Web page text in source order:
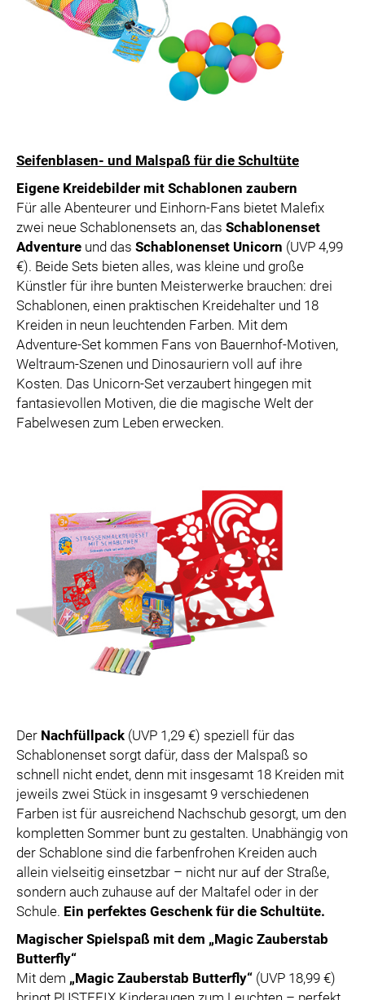
Seifenblasen- und Malspaß für die Schultüte
Eigene Kreidebilder mit Schablonen zaubern
Für alle Abenteurer und Einhorn-Fans bietet Malefix
zwei neue Schablonensets an, das Schablonenset
Adventure und das Schablonenset Unicorn (UVP 4,99
€). Beide Sets bieten alles, was kleine und große
Künstler für ihre bunten Meisterwerke brauchen: drei
Schablonen, einen praktischen Kreidehalter und 18
Kreiden in neun leuchtenden Farben. Mit dem
Adventure-Set kommen Fans von Bauernhof-Motiven,
Weltraum-Szenen und Dinosauriern voll auf ihre
Kosten. Das Unicorn-Set verzaubert hingegen mit
fantasievollen Motiven, die die magische Welt der
Fabelwesen zum Leben erwecken.
Der Nachfüllpack (UVP 1,29 €) speziell für das
Schablonenset sorgt dafür, dass der Malspaß so
schnell nicht endet, denn mit insgesamt 18 Kreiden mit
jeweils zwei Stück in insgesamt 9 verschiedenen
Farben ist für ausreichend Nachschub gesorgt, um den
kompletten Sommer bunt zu gestalten. Unabhängig von
der Schablone sind die farbenfrohen Kreiden auch
allein vielseitig einsetzbar – nicht nur auf der Straße,
sondern auch zuhause auf der Maltafel oder in der
Schule. Ein perfektes Geschenk für die Schultüte.
Magischer Spielspaß mit dem „Magic Zauberstab
Butterfly“
Mit dem „Magic Zauberstab Butterfly“ (UVP 18,99 €)